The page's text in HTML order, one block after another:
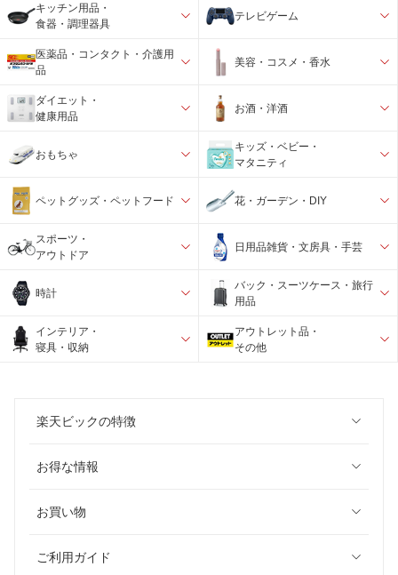
キッチン用品・
食器・調理器具
テレビゲーム
医薬品・コンタクト・介護用
品
美容・コスメ・香水
ダイエット・
健康用品
お酒・洋酒
おもちゃ
キッズ・ベビー・
マタニティ
ペットグッズ・ペットフード 花・ガーデン・DIY
スポーツ・
アウトドア
日用品雑貨・文房具・手芸
時計
バック・スーツケース・旅行
用品
インテリア・
寝具・収納
アウトレット品・
その他
楽天ビックの特徴
お得な情報
お買い物
ご利用ガイド